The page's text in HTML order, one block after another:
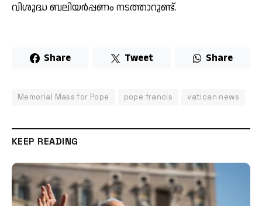
വിശുദ്ധ ബലിയര്‍പ്പണം നടത്താറുണ്ട്.
Share Tweet Share
Memorial Mass for Pope pope francis vatican news
KEEP READING